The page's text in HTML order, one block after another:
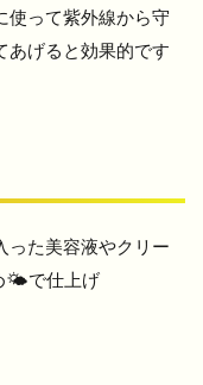
使って紫外線から守
あげると効果的です
た美容液やクリー
🌤️で仕上げ